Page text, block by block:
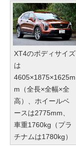
XT4のボディサイズ
は
4605×1875×1625m
m（全長×全幅×全
高）、ホイールベ
ースは2775mm、
車重1760kg（プラ
チナムは1780kg）